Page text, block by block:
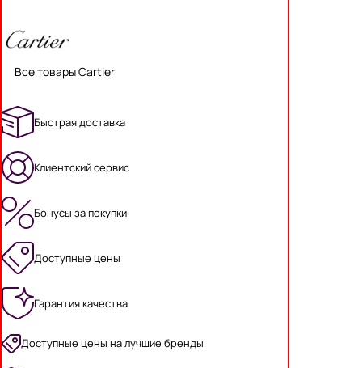
Все товары Cartier
Быстрая доставка
Клиентский сервис
Бонусы за покупки
Доступные цены
Гарантия качества
Доступные цены на лучшие бренды